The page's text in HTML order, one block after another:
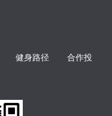
健身路径
合作投